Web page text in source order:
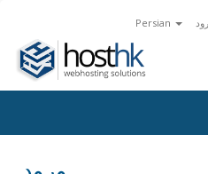
Persian